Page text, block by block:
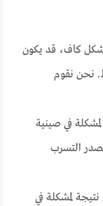
بشكل كاف، قد يكون
نحن نقوم
في صينية
التسرب
لمشكلة في